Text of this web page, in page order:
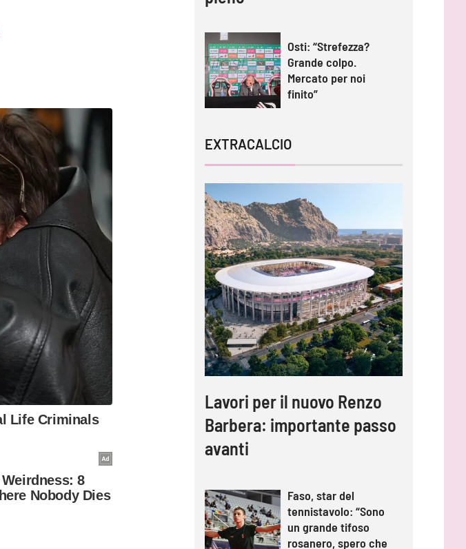
Osti: “Strefezza?
Grande colpo.
Mercato per noi
finito”
EXTRACALCIO
Lavori per il nuovo Renzo
Barbera: importante passo
avanti
Faso, star del
tennistavolo: “Sono
un grande tifoso
rosanero, spero che